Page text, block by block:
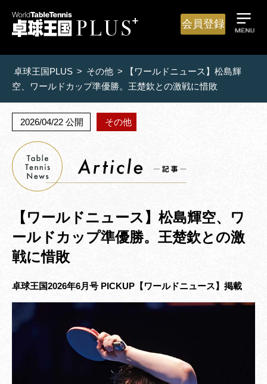
会員登録
卓球王国PLUS > その他 >
【ワールドニュース】松島輝
空、ワールドカップ準優勝。王楚欽との激戦に惜敗
2026/04/22 公開 その他
【ワールドニュース】松島輝空、ワ
ールドカップ準優勝。王楚欽との激
戦に惜敗
卓球王国2026年6月号 PICKUP【ワールドニュース】掲載